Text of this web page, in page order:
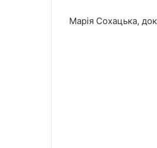
Марія Сохацька,